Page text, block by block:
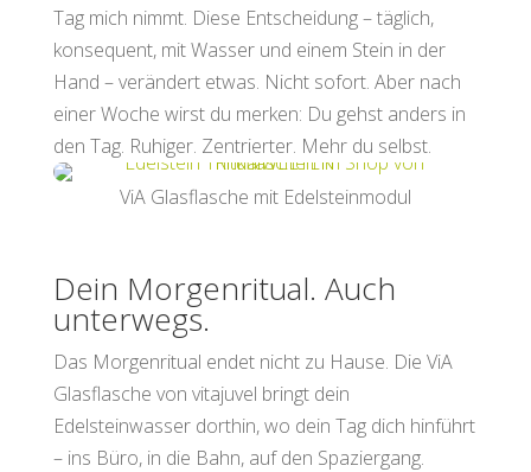
Tag mich nimmt. Diese Entscheidung – täglich,
konsequent, mit Wasser und einem Stein in der
Hand – verändert etwas. Nicht sofort. Aber nach
einer Woche wirst du merken: Du gehst anders in
den Tag. Ruhiger. Zentrierter. Mehr du selbst.
ViA Glasflasche mit Edelsteinmodul
Dein Morgenritual. Auch
unterwegs.
Das Morgenritual endet nicht zu Hause. Die ViA
Glasflasche von vitajuvel bringt dein
Edelsteinwasser dorthin, wo dein Tag dich hinführt
– ins Büro, in die Bahn, auf den Spaziergang.